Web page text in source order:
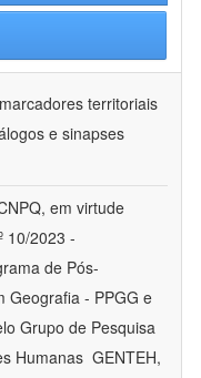
territoriais
e sinapses
em virtude
10/2023 -
de Pós-
Geografia - PPGG e
Grupo de Pesquisa
Humanas  GENTEH,